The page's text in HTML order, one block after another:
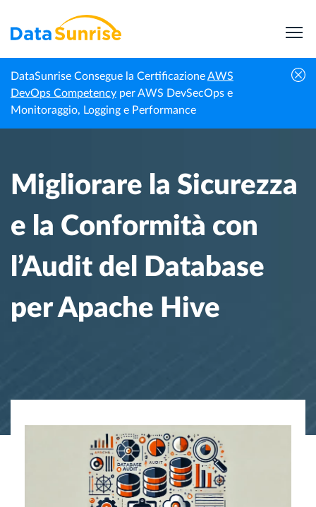
DataSunrise Consegue la CertificazioneAWS
DevOps Competency per AWS DevSecOps e
Monitoraggio, Logging e Performance
Homepage
Centro di
Conoscenza
Migliorare la Sicurezza e la Conformità con
l’Audit del Database per Apache Hive
Migliorare la Sicurezza
e la Conformità con
l’Audit del Database
per Apache Hive